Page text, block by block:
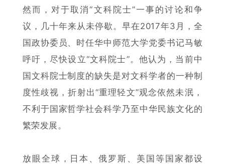
然而，对于取消“文科院士”一事的讨论和争
议，几十年来从未停歇。早在2017年3月，全
国政协委员、时任华中师范大学党委书记马敏
呼吁，尽快设立“文科院士”。他认为，当前中
国文科院士制度的缺失是对文科学者的一种制
度性歧视，折射出“重理轻文”观念依然未泯，
不利于国家哲学社会科学乃至中华民族文化的
繁荣发展。
放眼全球，日本、俄罗斯、美国等国家都设